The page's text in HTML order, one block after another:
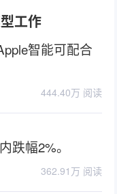
工作
智能可配合
444.40万 阅读
跌幅2%。
362.91万 阅读